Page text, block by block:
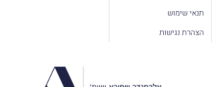
תנאי שימוש
הצהרת נגישות